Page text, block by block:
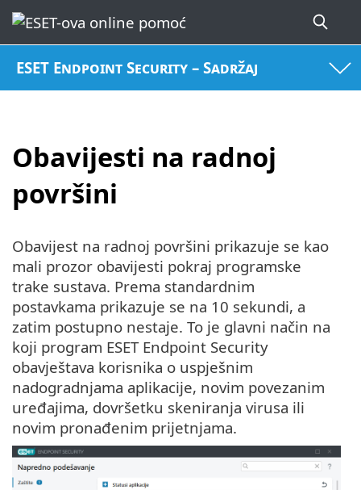
ESET Endpoint Security – Sadržaj
Obavijesti na radnoj
površini
Obavijest na radnoj površini prikazuje se kao
mali prozor obavijesti pokraj programske
trake sustava. Prema standardnim
postavkama prikazuje se na 10 sekundi, a
zatim postupno nestaje. To je glavni način na
koji program ESET Endpoint Security
obavještava korisnika o uspješnim
nadogradnjama aplikacije, novim povezanim
uređajima, dovršetku skeniranja virusa ili
novim pronađenim prijetnjama.